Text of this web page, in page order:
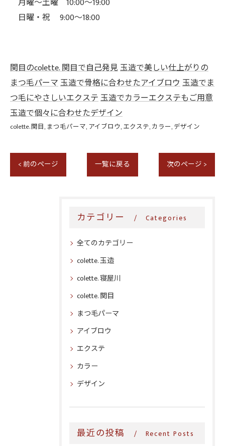
月曜～土曜 10:00～19:00
日曜・祝 9:00～18:00
関目のcolette. 関目で自己発見玉造で美しい仕上がりの
まつ毛パーマ玉造で骨格に合わせたアイブロウ玉造でま
つ毛にやさしいエクステ玉造でカラーエクステもご用意
玉造で個々に合わせたデザイン
colette. 関目 まつ毛パーマ アイブロウ エクステ カラー デザイン
< 前のページ 一覧に戻る 次のページ >
カテゴリー Categories
全てのカテゴリー
colette. 玉造
colette. 寝屋川
colette. 関目
まつ毛パーマ
アイブロウ
エクステ
カラー
デザイン
最近の投稿 Recent Posts